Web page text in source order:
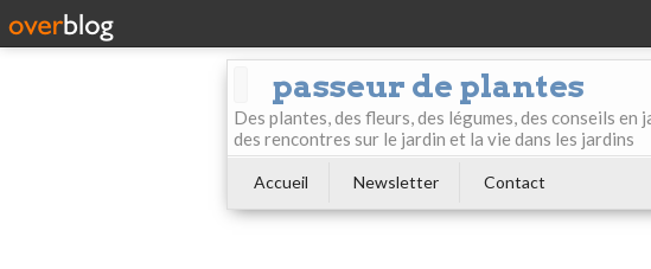
passeur de plantes
Des plantes, des fleurs, des légumes, des conseils
des rencontres sur le jardin et la vie dans les jardins
Accueil Newsletter Contact